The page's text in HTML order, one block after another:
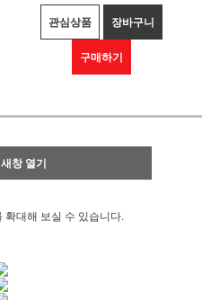
관심상품 장바구니
구매하기
창 열기
확대해 보실 수 있습니다.